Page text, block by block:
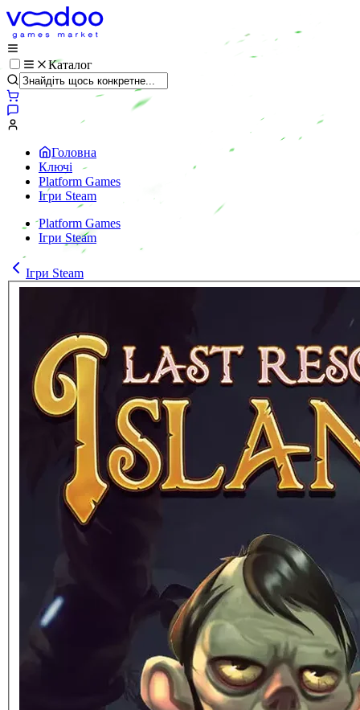
Каталог
Головна
Ключі
Platform Games
Ігри Steam
Platform Games
Ігри Steam
Ігри Steam